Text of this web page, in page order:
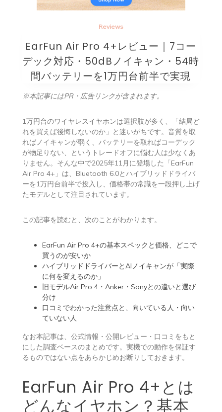
Reviews
EarFun Air Pro 4+レビュー｜7コー
デック対応・50dBノイキャン・54時
間バッテリーを1万円台前半で実現
※本記事にはPR・広告リンクが含まれます。
1万円台のワイヤレスイヤホンは選択肢が多く、「結局ど
れを買えば後悔しないのか」と迷いがちです。音質を取
ればノイキャンが弱く、バッテリーを取ればコーデック
が物足りない、というトレードオフに悩む人は少なくあ
りません。そんな中で2025年11月に登場した「EarFun
Air Pro 4+」は、Bluetooth 6.0とハイブリッドドライバ
ーを1万円台前半で投入し、価格帯の常識を一段押し上げ
たモデルとして注目されています。
この記事を読むと、次のことがわかります。
EarFun Air Pro 4+の基本スペックと価格、どこで
買うのが安いか
ハイブリッドドライバーとAIノイキャンが「実際
に何を変えるのか」
旧モデルAir Pro 4・Anker・Sonyとの違いと選び
分け
口コミでわかった注意点と、向いている人・向い
ていない人
なお本記事は、公式情報・公開レビュー・口コミをもと
にした調査ベースのまとめです。実機での動作を保証す
るものではない点をあらかじめお断りしておきます。
EarFun Air Pro 4+とは
どんなイヤホン？基本